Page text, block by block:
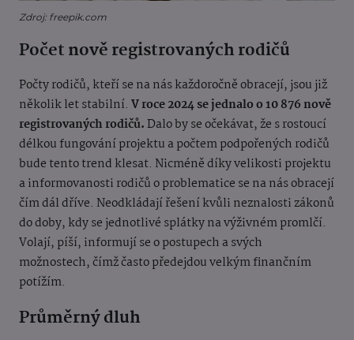
Zdroj: freepik.com
Počet nově registrovaných rodičů
Počty rodičů, kteří se na nás každoročně obracejí, jsou již
několik let stabilní. V roce 2024 se jednalo o 10 876 nově
registrovaných rodičů.Dalo by se očekávat, že s rostoucí
délkou fungování projektu a počtem podpořených rodičů
bude tento trend klesat. Nicméně díky velikosti projektu
a informovanosti rodičů o problematice se na nás obracejí
čím dál dříve. Neodkládají řešení kvůli neznalosti zákonů
do doby, kdy se jednotlivé splátky na výživném promlčí.
Volají, píší, informují se o postupech a svých
možnostech, čímž často předejdou velkým finančním
potížím.
Průměrný dluh